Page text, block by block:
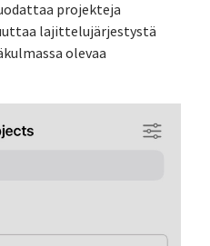
projekteja
lajittelujärjestystä
olevaa